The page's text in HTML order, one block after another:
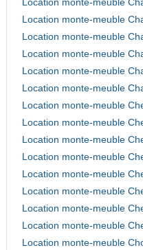
Location monte-meuble
Location monte-meuble
Location monte-meuble
Location monte-meuble
Location monte-meuble
Location monte-meuble
Location monte-meuble
Location monte-meuble
Location monte-meuble
Location monte-meuble
Location monte-meuble
Location monte-meuble
Location monte-meuble
Location monte-meuble
Location monte-meuble